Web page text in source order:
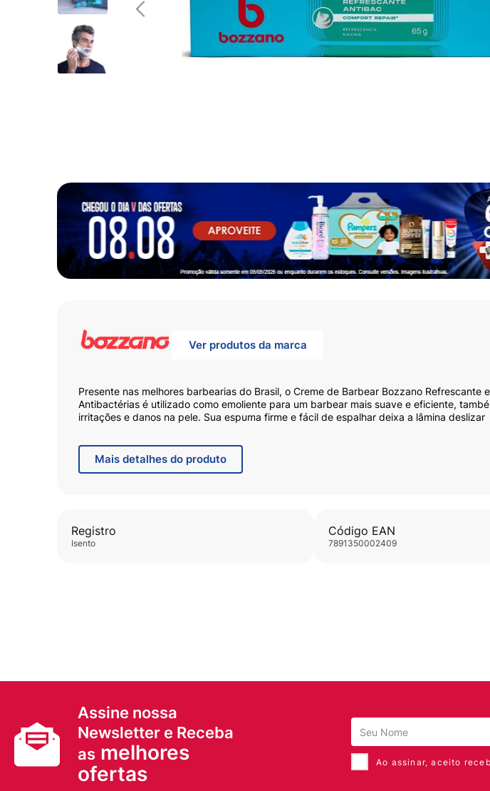
Ver produtos da marca
Presente nas melhores barbearias do Brasil, o Creme de Barbear Bozzano Refrescante e
Antibactérias é utilizado como emoliente para um barbear mais suave e eficiente,
irritações e danos na pele. Sua espuma firme e fácil de espalhar deixa a lâmina deslizar
prazeroso em todos os momentos. Com o Creme de Barbear Bozzano Refrescante, o ato
barbear em casa será tão gourmet quanto numa barbearia vintage.
Mais detalhes do produto
Registro
isento
Código EAN
7891350002409
Assine nossa
Newsletter e Receba
as melhores
ofertas
Ao assinar, aceito
10º